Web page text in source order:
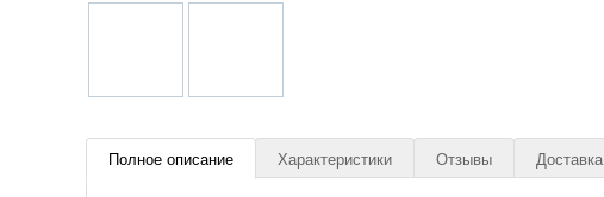
Полное описание Характеристики Отзывы Доставка